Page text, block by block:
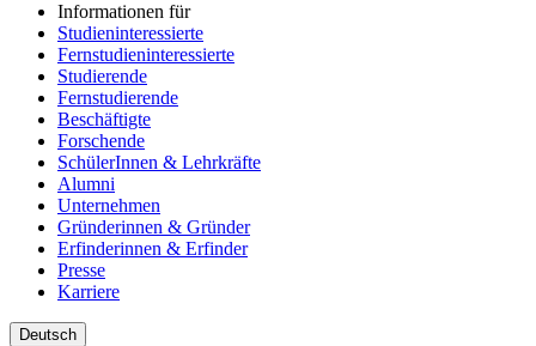
Informationen für
Studieninteressierte
Fernstudieninteressierte
Studierende
Fernstudierende
Beschäftigte
Forschende
SchülerInnen & Lehrkräfte
Alumni
Unternehmen
Gründerinnen & Gründer
Erfinderinnen & Erfinder
Presse
Karriere
Deutsch